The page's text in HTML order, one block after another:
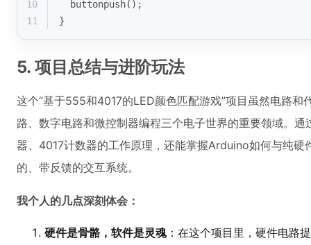
10 buttonpush();
11
}
5. 项目总结与进阶玩法
这个“基于555和4017的LED颜色匹配游戏”项目虽然电路
路、数字电路和微控制器编程三个电子世界的重要领域。
器、4017计数器的工作原理，还能掌握Arduino如何与纯硬
的、带反馈的交互系统。
我个人的几点深刻体会：
硬件是骨骼，软件是灵魂：在这个项目里，硬件电路